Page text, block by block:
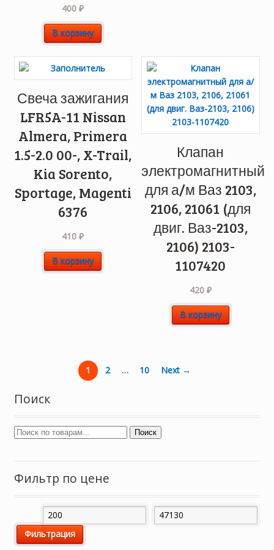
400₽
В корзину
Свеча зажигания
LFR5A-11 Nissan
Almera, Primera
1.5-2.0 00-, X-Trail,
Kia Sorento,
Sportage, Magenti
6376
410₽
В корзину
Клапан
электромагнитный
для а/м Ваз 2103,
2106, 21061 (для
двиг. Ваз-2103,
2106) 2103-
1107420
420 ₽
В корзину
1 2 … 10 Next →
Поиск
Поиск
Фильтр по цене
Минимальная
цена
Максимальная
Фильтрация